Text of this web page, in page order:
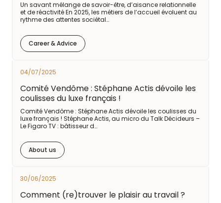
Un savant mélange de savoir-être, d’aisance relationnelle
et de réactivité En 2025, les métiers de l’accueil évoluent au
rythme des attentes sociétal…
Career & Advice
04/07/2025
Comité Vendôme : Stéphane Actis dévoile les
coulisses du luxe français !
Comité Vendôme : Stéphane Actis dévoile les coulisses du
luxe français ! Stéphane Actis, au micro du Talk Décideurs –
Le Figaro TV : bâtisseur d…
About us
30/06/2025
Comment (re)trouver le plaisir au travail ?